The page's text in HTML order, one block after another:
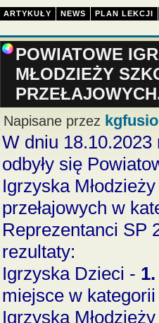
ARTYKUŁY NEWS
PLAN LEKCJI
POWIATOWE
MŁODZIEŻY
Napisane przez
W dniu
odbyły się
Igrzyska
przełajowych w
Reprezentanci SP
rezultaty:
Igrzyska Dzieci -
miejsce w kategorii
Igrzyska